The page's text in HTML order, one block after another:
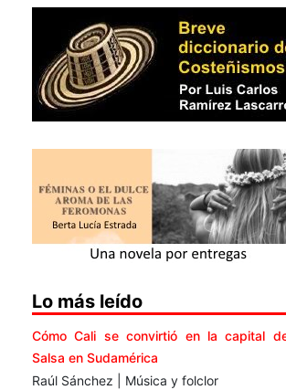
Lo más leído
Cómo Cali se convirtió en la capital
Salsa en Sudamérica
Raúl Sánchez | Música y folclor